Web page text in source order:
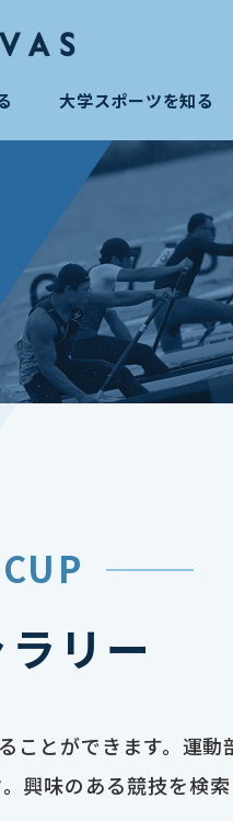
大学スポーツを知る
リー
とができます。運
興味のある競技を検